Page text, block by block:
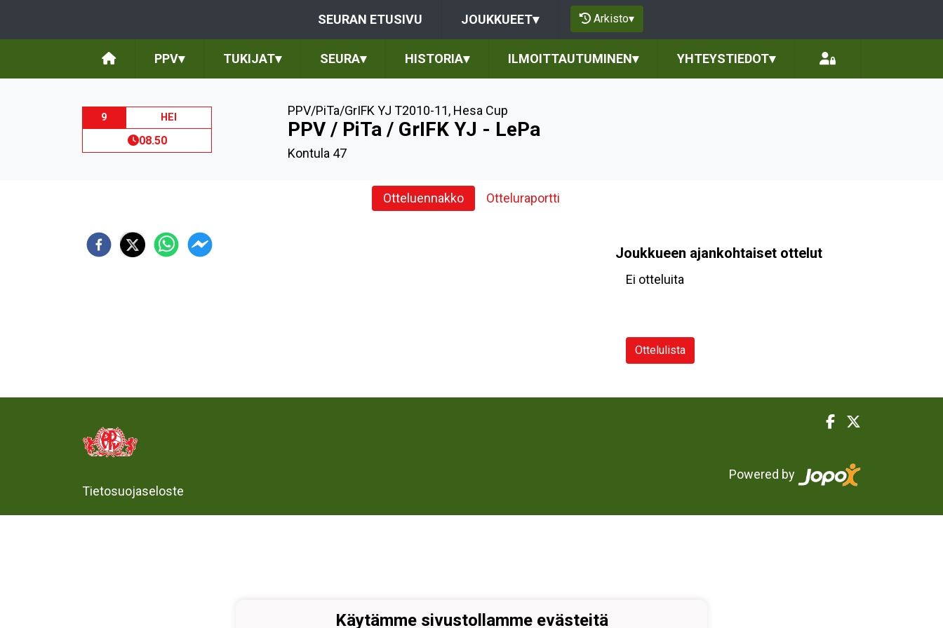
SEURAN ETUSIVU JOUKKUEET▾ Arkisto▾
PPV▾ TUKIJAT▾ SEURA▾ HISTORIA▾ ILMOITTAUTUMINEN▾ YHTEYSTIEDOT▾
9 HEI
08.50
PPV/PiTa/GrIFK YJ T2010-11, Hesa Cup
PPV / PiTa / GrIFK YJ - LePa
Kontula 47
Otteluennakko Otteluraportti
Joukkueen ajankohtaiset ottelut
Ei otteluita
Ottelulista
Tietosuojaseloste
Powered by
Käytämme sivustollamme evästeitä